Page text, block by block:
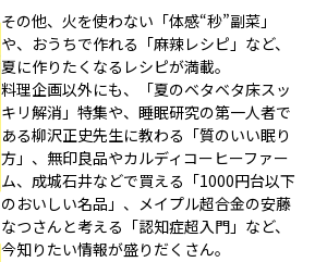
その他、火を使わない「体感“秒”副菜」
や、おうちで作れる「麻辣レシピ」など、
夏に作りたくなるレシピが満載。
料理企画以外にも、「夏のベタベタ床スッ
キリ解消」特集や、睡眠研究の第一人者で
ある柳沢正史先生に教わる「質のいい眠り
方」、無印良品やカルディコーヒーファー
ム、成城石井などで買える「1000円台以下
のおいしい名品」、メイプル超合金の安藤
なつさんと考える「認知症超入門」など、
今知りたい情報が盛りだくさん。